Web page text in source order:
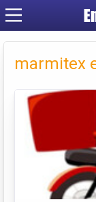
marmitex